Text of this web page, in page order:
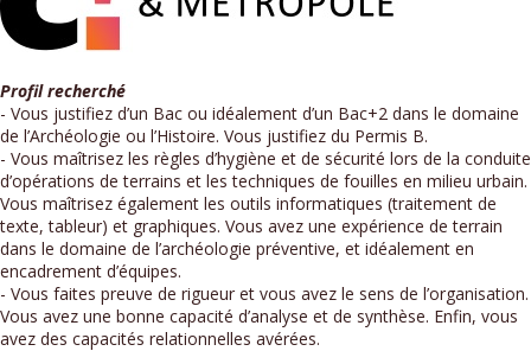
Profil recherché
- Vous justifiez d’un Bac ou idéalement d’un Bac+2 dans le domaine
de l’Archéologie ou l’Histoire. Vous justifiez du Permis B.
- Vous maîtrisez les règles d’hygiène et de sécurité lors de la conduite
d’opérations de terrains et les techniques de fouilles en milieu urbain.
Vous maîtrisez également les outils informatiques (traitement de
texte, tableur) et graphiques. Vous avez une expérience de terrain
dans le domaine de l’archéologie préventive, et idéalement en
encadrement d’équipes.
- Vous faites preuve de rigueur et vous avez le sens de l’organisation.
Vous avez une bonne capacité d’analyse et de synthèse. Enfin, vous
avez des capacités relationnelles avérées.